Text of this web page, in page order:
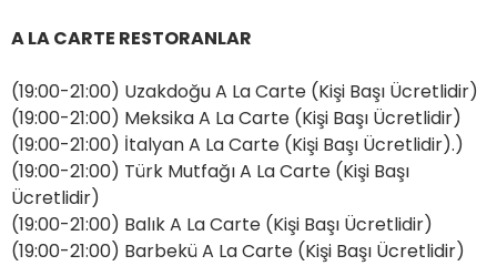
A LA CARTE RESTORANLAR
(19:00-21:00) Uzakdoğu A La Carte (Kişi Başı Ücretlidir)
(19:00-21:00) Meksika A La Carte (Kişi Başı Ücretlidir)
(19:00-21:00) İtalyan A La Carte (Kişi Başı Ücretlidir).)
(19:00-21:00) Türk Mutfağı A La Carte (Kişi Başı
Ücretlidir)
(19:00-21:00) Balık A La Carte (Kişi Başı Ücretlidir)
(19:00-21:00) Barbekü A La Carte (Kişi Başı Ücretlidir)